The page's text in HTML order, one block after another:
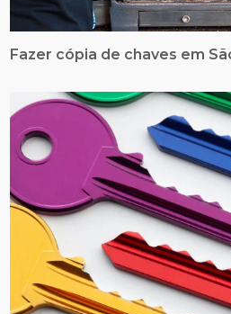
Fazer cópia de chaves em